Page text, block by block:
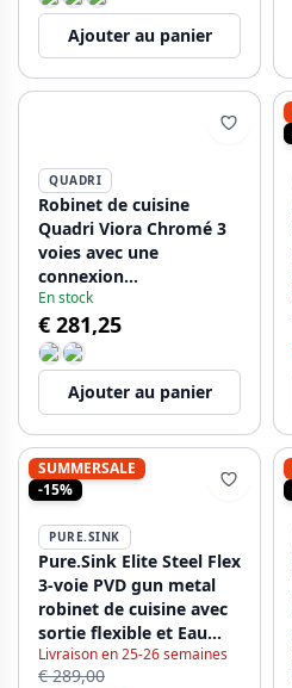
Ajouter au panier
QUADRI
Robinet de cuisine
Quadri Viora Chromé 3
voies avec une
connexion
supplémentaire pour
l'eau filtrée 1208971405
En stock
€ 281,25
Ajouter au panier
SUMMERSALE
-15%
PURE.SINK
Pure.Sink Elite Steel Flex
3-voie PVD gun metal
robinet de cuisine avec
sortie flexible et Eau
Filtrée PS8110-61
Livraison en 25-26 semaines
€ 289,00